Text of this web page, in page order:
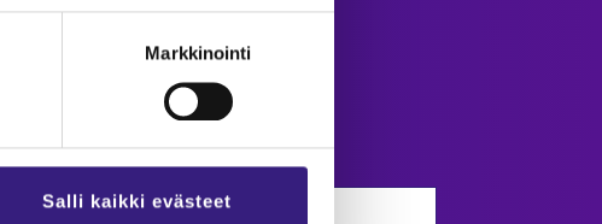
Markkinointi
Salli kaikki evästeet
Kir­jau­du
Käyttäjätunnus